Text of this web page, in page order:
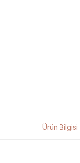
Ürün Bilgisi